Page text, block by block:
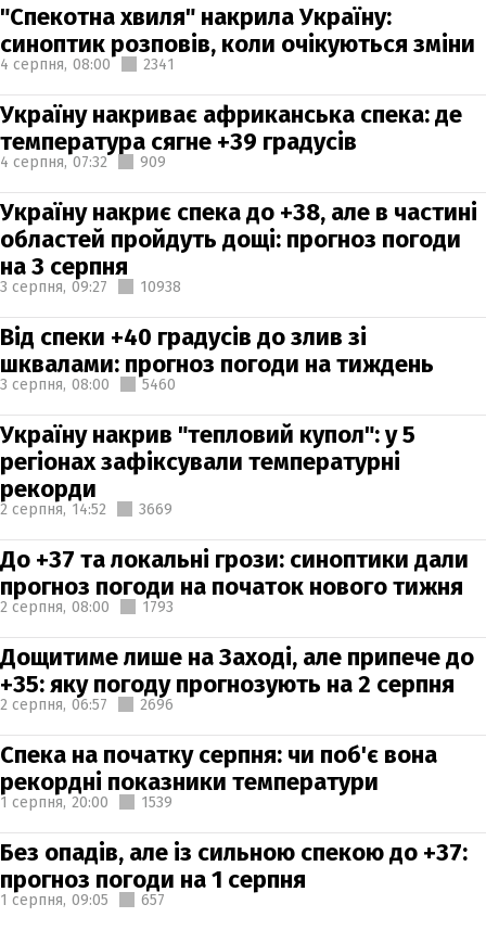
"Спекотна хвиля" накрила Україну:
синоптик розповів, коли очікуються зміни
4 серпня, 08:00 2341
Україну накриває африканська спека: де
температура сягне +39 градусів
4 серпня, 07:32 909
Україну накриє спека до +38, але в частині
областей пройдуть дощі: прогноз погоди
на 3 серпня
3 серпня, 09:27 10938
Від спеки +40 градусів до злив зі
шквалами: прогноз погоди на тиждень
3 серпня, 08:00 5460
Україну накрив "тепловий купол": у 5
регіонах зафіксували температурні
рекорди
2 серпня, 14:52 3669
До +37 та локальні грози: синоптики дали
прогноз погоди на початок нового тижня
2 серпня, 08:00 1793
Дощитиме лише на Заході, але припече до
+35: яку погоду прогнозують на 2 серпня
2 серпня, 06:57 2696
Спека на початку серпня: чи поб'є вона
рекордні показники температури
1 серпня, 20:00 1539
Без опадів, але із сильною спекою до +37:
прогноз погоди на 1 серпня
1 серпня, 09:05 657